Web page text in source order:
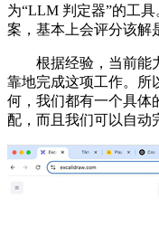
为“LLM 判定器”的工
案，基本上会评分该解
根据经验，当前能
靠地完成这项工作。所
何，我们都有一个具体
配，而且我们可以自动